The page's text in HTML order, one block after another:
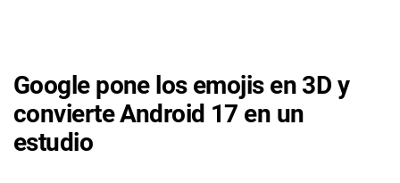
Google pone los emojis en 3D y
convierte Android 17 en un
estudio